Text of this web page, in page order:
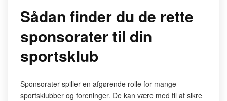
Sådan finder du de rette
sponsorater til din
sportsklub
Sponsorater spiller en afgørende rolle for mange
sportsklubber og foreninger. De kan være med til at sikre